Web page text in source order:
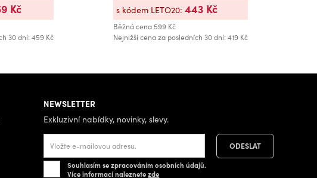
30 dní: 459 Kč
Kč
Běžná cena599 Kč
Nejnižší cena za posledních 30 dní: 419 Kč
s kódem LETO20: 443 Kč
NEWSLETTER
Exkluzivní nabídky, novinky, slevy.
Souhlasím se zpracováním osobních údajů.
Více informací naleznetezde